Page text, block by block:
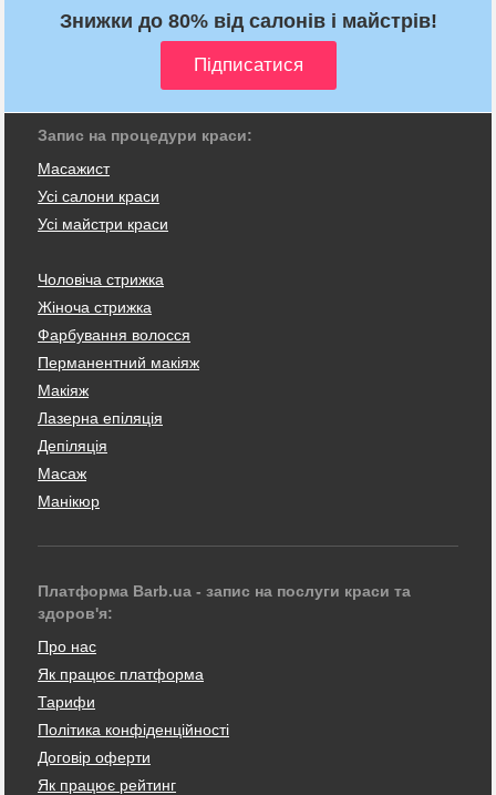
Знижки до 80% від салонів і майстрів!
Запис на процедури краси:
Масажист
Усі салони краси
Усі майстри краси
Чоловіча стрижка
Жіноча стрижка
Фарбування волосся
Перманентний макіяж
Макіяж
Лазерна епіляція
Депіляція
Масаж
Манікюр
Платформа Barb.ua - запис на послуги краси та
здоров'я:
Про нас
Як працює платформа
Тарифи
Політика конфіденційності
Договір оферти
Як працює рейтинг